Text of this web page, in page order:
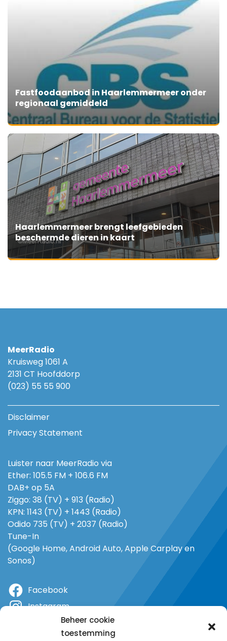
Beheer cookie
toestemming
Fastfoodaanbod in Haarlemmermeer onder
regionaal gemiddeld
Haarlemmermeer brengt leefgebieden
beschermde dieren in kaart
MeerRadio
Kruisweg 1061 A
2131 CT Hoofddorp
(023) 55 55 900
Disclaimer
Privacy Statement
Luister naar MeerRadio via
Ether: 105.5 FM + 106.6 FM
DAB+ op 5A
Ziggo: 38 (TV) + 913 (Radio)
KPN: 1143 (TV) + 1443 (Radio)
Odido 735 (TV) + 2037 (Radio)
Tune-In
(Google Home, Android Auto, Apple Carplay en
Sonos)
Facebook
Instagram